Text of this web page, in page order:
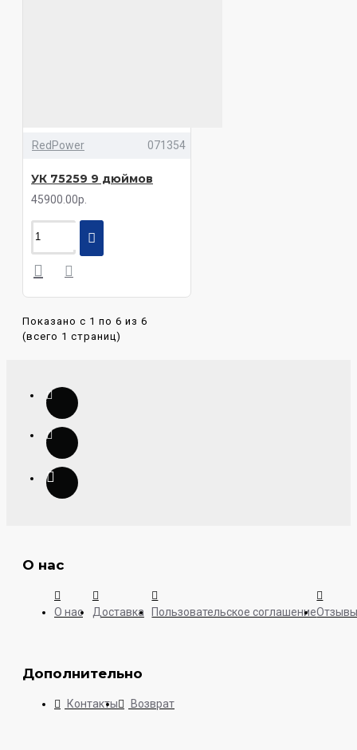
RedPower 071354
УК 75259 9 дюймов
45900.00р.
Показано с 1 по 6 из 6
(всего 1 страниц)
О нас
О нас Доставка Пользовательское соглашение
Дополнительно
Контакты Возврат